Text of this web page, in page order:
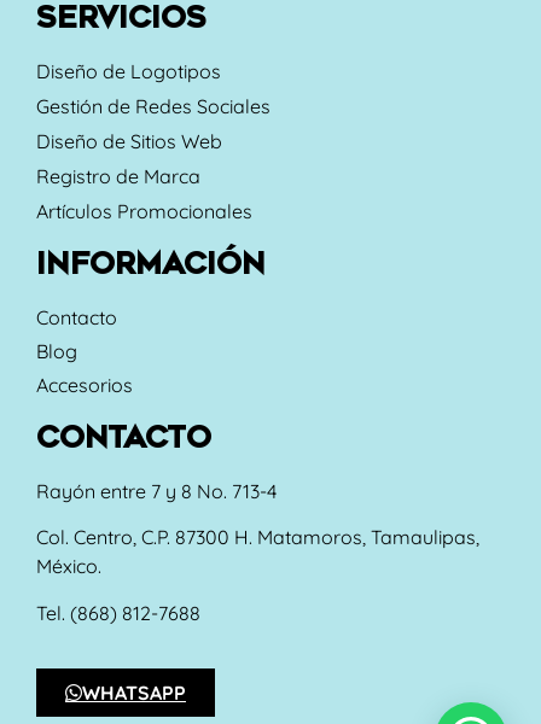
SERVICIOS
Diseño de Logotipos
Gestión de Redes Sociales
Diseño de Sitios Web
Registro de Marca
Artículos Promocionales
INFORMACIÓN
Contacto
Blog
Accesorios
CONTACTO
Rayón entre 7 y 8 No. 713-4
Col. Centro, C.P. 87300 H. Matamoros, Tamaulipas,
México.
Tel. (868) 812-7688
WHATSAPP